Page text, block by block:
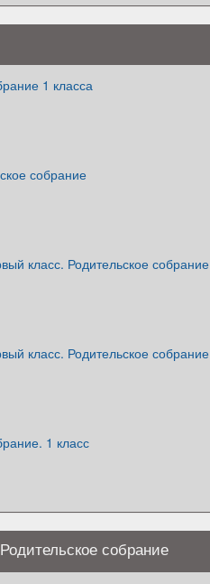
1 класса
собрание
класс. Родительское собрание
класс. Родительское собрание
1 класс
собрание